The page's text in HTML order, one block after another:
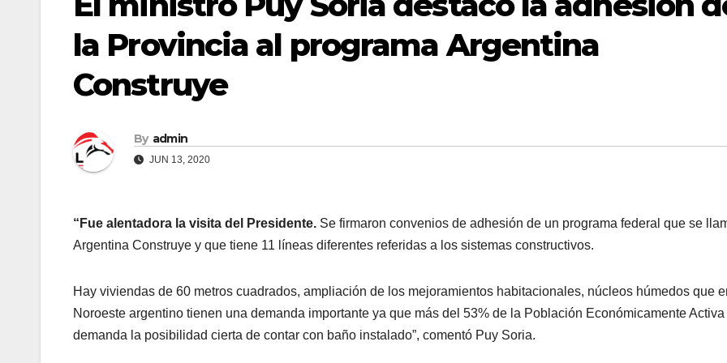
la Provincia al programa Argentina
Construye
By admin
JUN 13, 2020
“Fue alentadora la visita del Presidente. Se firmaron convenios de adhesión de un programa federal que se
Argentina Construye y que tiene 11 líneas diferentes referidas a los sistemas constructivos.
Hay viviendas de 60 metros cuadrados, ampliación de los mejoramientos habitacionales, núcleos húmedos que
Noroeste argentino tienen una demanda importante ya que más del 53% de la Población Económicamente Activa
demanda la posibilidad cierta de contar con baño instalado”, comentó Puy Soria.